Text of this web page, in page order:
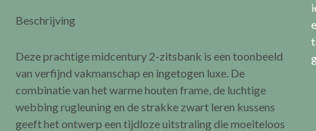
Beschrijving
Deze prachtige midcentury 2-zitsbank is een toonbeeld
van verfijnd vakmanschap en ingetogen luxe. De
combinatie van het warme houten frame, de luchtige
webbing rugleuning en de strakke zwart leren kussens
geeft het ontwerp een tijdloze uitstraling die moeiteloos